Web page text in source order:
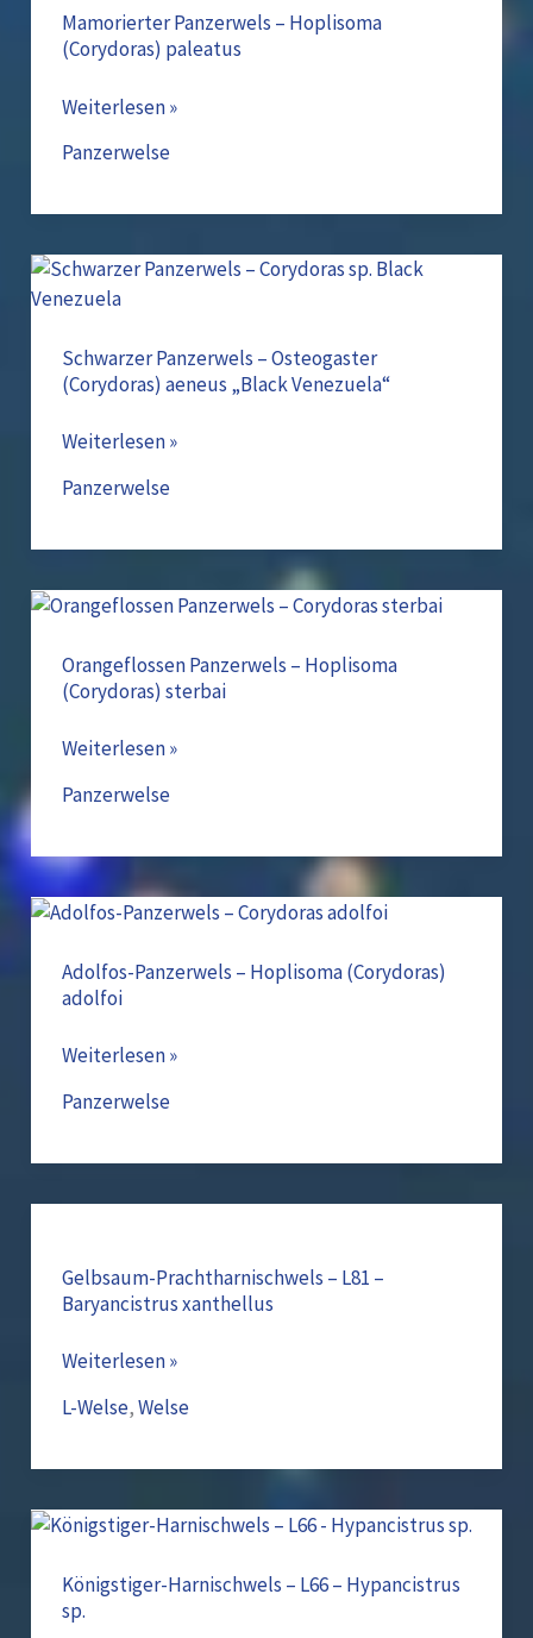
Mamorierter Panzerwels – Hoplisoma
(Corydoras) paleatus
–
Hoplisoma
paleatus
Weiterlesen »
Panzerwelse
Schwarzer Panzerwels – Osteogaster
(Corydoras) aeneus „Black Venezuela“
Schwarzer
Panzerwels
Osteogaster
(Corydoras)
„Black
Venezuela“
Weiterlesen »
Panzerwelse
Orangeflossen Panzerwels – Hoplisoma
(Corydoras) sterbai
Orangeflossen
–
Hoplisoma
sterbai
Weiterlesen »
Panzerwelse
Adolfos-Panzerwels – Hoplisoma (Corydoras)
adolfoi
Adolfos-
–
Hoplisoma
adolfoi
Weiterlesen »
Panzerwelse
Gelbsaum-Prachtharnischwels – L81 –
Baryancistrus xanthellus
–
L81
Baryancistrus
xanthellus
Weiterlesen »
L-Welse,Welse
Königstiger-Harnischwels – L66 – Hypancistrus
sp.
Königstiger-
–
L66